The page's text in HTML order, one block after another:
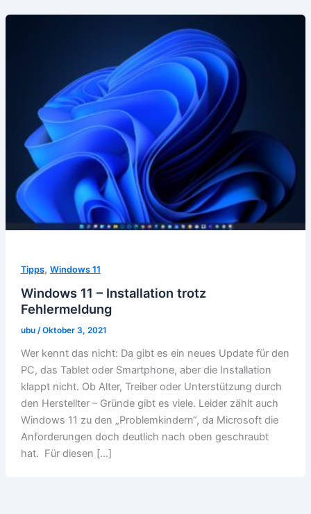
Tipps, Windows 11
Windows 11 – Installation trotz
Fehlermeldung
ubu /Oktober 3, 2021
Wer kennt das nicht: Da gibt es ein neues Update für den
PC, das Tablet oder Smartphone, aber die Installation
klappt nicht. Ob Alter, Treiber oder Unterstützung durch
den Herstellter – Gründe gibt es viele. Leider zählt auch
Windows 11 zu den „Problemkindern“, da Microsoft die
Anforderungen doch deutlich nach oben geschraubt
hat. Für diesen […]